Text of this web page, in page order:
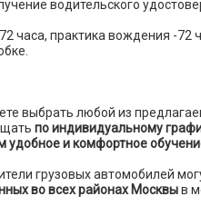
водительского
часа, практика вождения -72
выбрать любой из
по индивидуальному
удобное и комфортное
грузовых автомобилей
во всех районах Москвыв